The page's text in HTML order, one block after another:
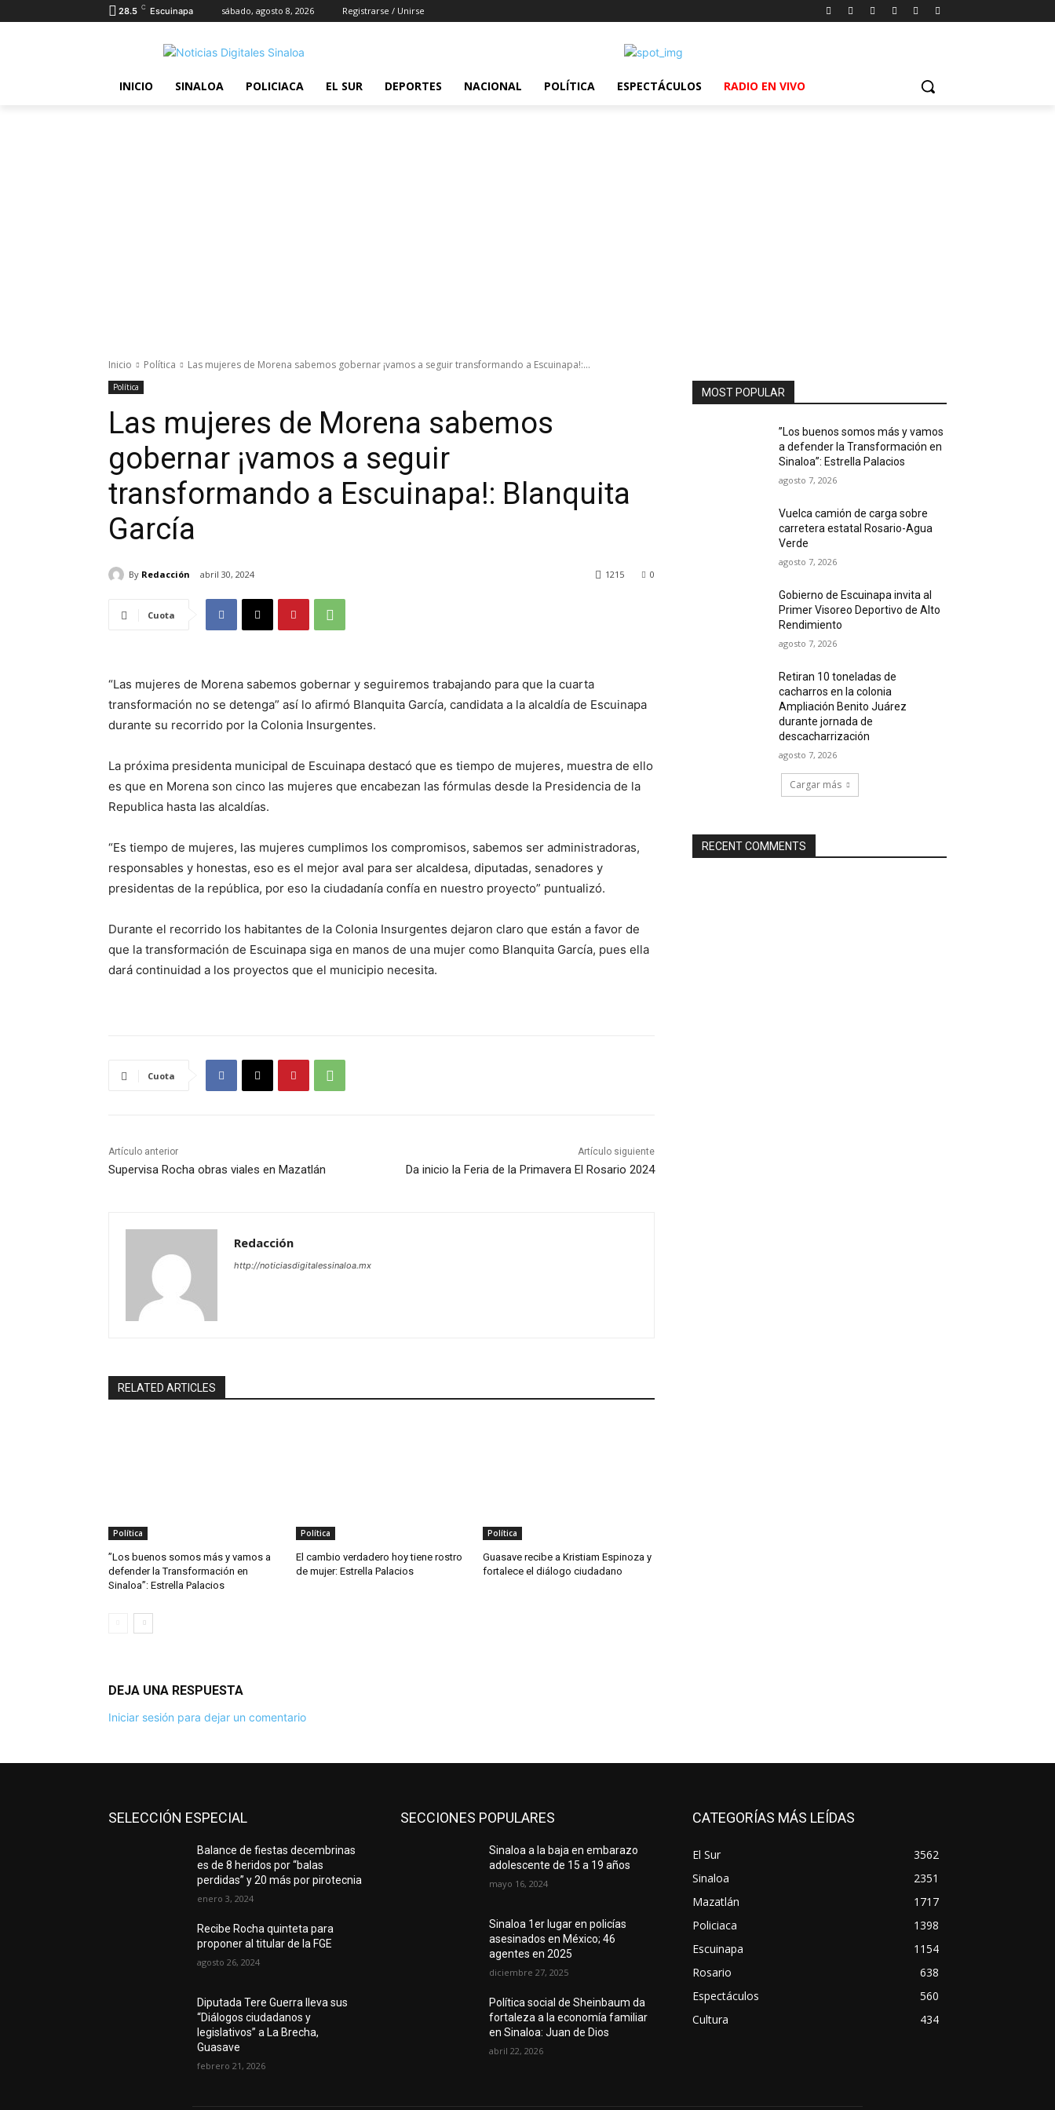
28.5 C Escuinapa sábado, agosto 8, 2026 Registrarse / Unirse
INICIO SINALOA POLICIACA EL SUR DEPORTES NACIONAL POLÍTICA ESPECTÁCULOS RADIO EN VIVO
Inicio Política Las mujeres de Morena sabemos gobernar ¡vamos a seguir transformando a Escuinapa!:...
Política
Las mujeres de Morena sabemos
gobernar ¡vamos a seguir
transformando a Escuinapa!: Blanquita
García
By Redacción abril 30, 2024 0
1215
Cuota
“Las mujeres de Morena sabemos gobernar y seguiremos trabajando para que la cuarta
transformación no se detenga” así lo afirmó Blanquita García, candidata a la alcaldía de Escuinapa
durante su recorrido por la Colonia Insurgentes.
La próxima presidenta municipal de Escuinapa destacó que es tiempo de mujeres, muestra de ello
es que en Morena son cinco las mujeres que encabezan las fórmulas desde la Presidencia de la
Republica hasta las alcaldías.
“Es tiempo de mujeres, las mujeres cumplimos los compromisos, sabemos ser administradoras,
responsables y honestas, eso es el mejor aval para ser alcaldesa, diputadas, senadores y
presidentas de la república, por eso la ciudadanía confía en nuestro proyecto” puntualizó.
Durante el recorrido los habitantes de la Colonia Insurgentes dejaron claro que están a favor de
que la transformación de Escuinapa siga en manos de una mujer como Blanquita García, pues ella
dará continuidad a los proyectos que el municipio necesita.
Cuota
Artículo anterior
Supervisa Rocha obras viales en Mazatlán
Artículo siguiente
Da inicio la Feria de la Primavera El Rosario 2024
Redacción
http://noticiasdigitalessinaloa.mx
RELATED ARTICLES
Política
”Los buenos somos más y vamos a
defender la Transformación en
Sinaloa”: Estrella Palacios
Política
El cambio verdadero hoy tiene rostro
de mujer: Estrella Palacios
Política
Guasave recibe a Kristiam Espinoza y
fortalece el diálogo ciudadano
DEJA UNA RESPUESTA
Iniciar sesión para dejar un comentario
MOST POPULAR
”Los buenos somos más y vamos
a defender la Transformación en
Sinaloa”: Estrella Palacios
agosto 7, 2026
Vuelca camión de carga sobre
carretera estatal Rosario-Agua
Verde
agosto 7, 2026
Gobierno de Escuinapa invita al
Primer Visoreo Deportivo de Alto
Rendimiento
agosto 7, 2026
Retiran 10 toneladas de
cacharros en la colonia
Ampliación Benito Juárez
durante jornada de
descacharrización
agosto 7, 2026
Cargar más
RECENT COMMENTS
SELECCIÓN ESPECIAL
Balance de fiestas decembrinas
es de 8 heridos por “balas
perdidas” y 20 más por pirotecnia
enero 3, 2024
Recibe Rocha quinteta para
proponer al titular de la FGE
agosto 26, 2024
Diputada Tere Guerra lleva sus
“Diálogos ciudadanos y
legislativos” a La Brecha,
Guasave
febrero 21, 2026
SECCIONES POPULARES
Sinaloa a la baja en embarazo
adolescente de 15 a 19 años
mayo 16, 2024
Sinaloa 1er lugar en policías
asesinados en México; 46
agentes en 2025
diciembre 27, 2025
Política social de Sheinbaum da
fortaleza a la economía familiar
en Sinaloa: Juan de Dios
abril 22, 2026
CATEGORÍAS MÁS LEÍDAS
El Sur
3562
Sinaloa
2351
Mazatlán
1717
Policiaca
1398
Escuinapa
1154
Rosario
638
Espectáculos
560
Cultura
434